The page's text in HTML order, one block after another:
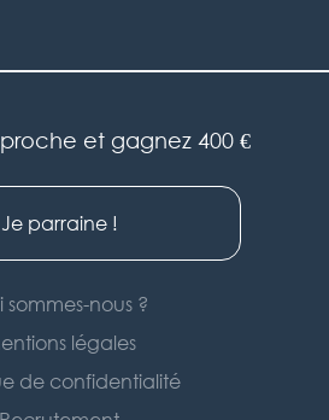
et gagnez 400 €
Je parraine !
sommes-nous ?
légales
de confidentialité